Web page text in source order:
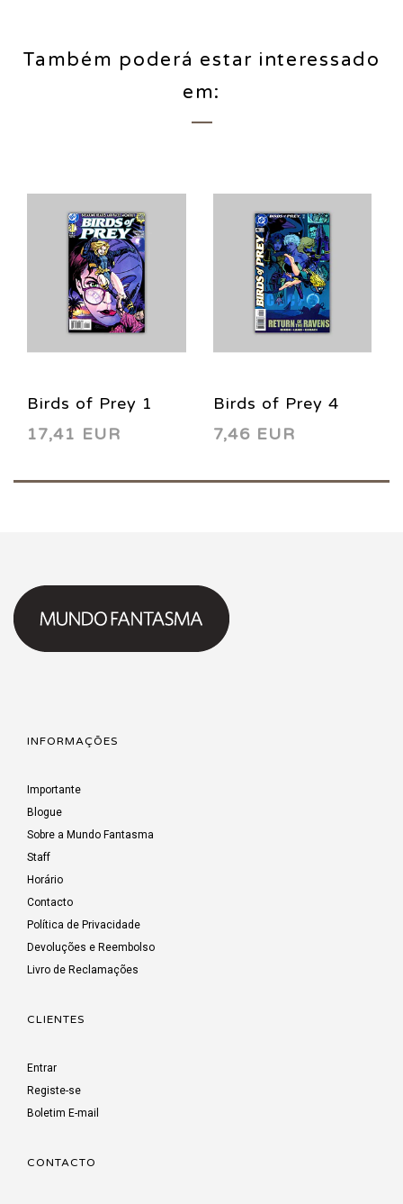
Também poderá estar interessado
em:
Birds of Prey 1
1999
17,41 EUR
Birds of Prey 4
1999
7,46 EUR
INFORMAÇÕES
Importante
Blogue
Sobre a Mundo Fantasma
Staff
Horário
Contacto
Política de Privacidade
Devoluções e Reembolso
Livro de Reclamações
CLIENTES
Entrar
Registe-se
Boletim E-mail
CONTACTO